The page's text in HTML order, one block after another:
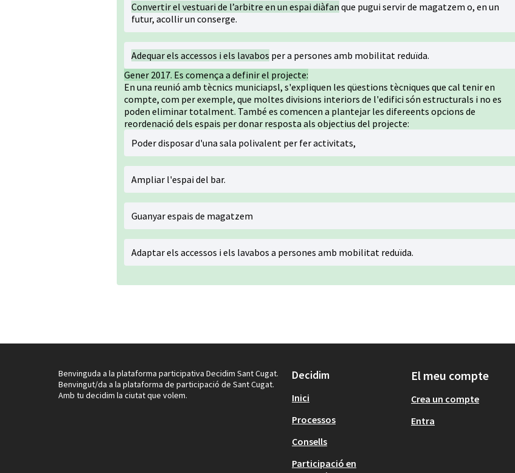
Convertir el vestuari de l’arbitre en un espai diàfan que pugui servir de magatzem o, en un
futur, acollir un conserge.
Adequar els accessos i els lavabos per a persones amb mobilitat reduïda.
Gener 2017. Es comença a definir el projecte:
En una reunió amb tècnics municiapsl, s'expliquen les qüestions tècniques que cal tenir en
compte, com per exemple, que moltes divisions interiors de l'edifici són estructurals i no es
poden eliminar totalment. També es comencen a plantejar les difereents opcions de
reordenació dels espais per donar resposta als objectius del projecte:
Poder disposar d'una sala polivalent per fer activitats,
Ampliar l'espai del bar.
Guanyar espais de magatzem
Adaptar els accessos i els lavabos a persones amb mobilitat reduïda.
Benvinguda a la plataforma participativa Decidim Sant Cugat.
Benvingut/da a la plataforma de participació de Sant Cugat.
Amb tu decidim la ciutat que volem.
Decidim
Inici
Processos
Consells
Participació en
El meu compte
Crea un compte
Entra